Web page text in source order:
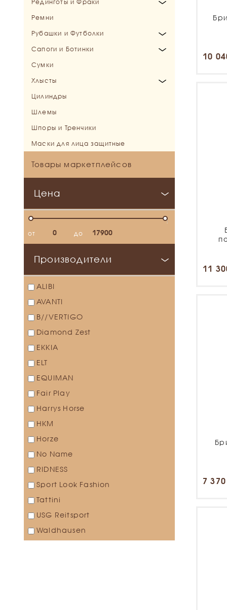
Мужские и Унисекс куртки
Женские кофты
Мужские и Унисекс кофты
Рединготы и Фраки
Рединготы
Фраки
Ремни
Рубашки и Футболки
Детские рубашки
Женские рубашки
Мужские и Унисекс рубашки
Сапоги и Ботинки
Сапоги
Ботинки
Сумки
Хлысты
Выездковые хлысты
Конкурные хлысты
Цилиндры
Шлемы
Шпоры и Тренчики
Маски для лица защитные
Товары маркетплейсов
Цена
от до
Производители
ALIBI
AVANTI
B//VERTIGO
Diamond Zest
EKKIA
ELT
EQUIMAN
Fair Play
Harrys Horse
HKM
Horze
No Name
RIDNESS
Sport Look Fashion
Tattini
USG Reitsport
Waldhausen
10
11
7 370